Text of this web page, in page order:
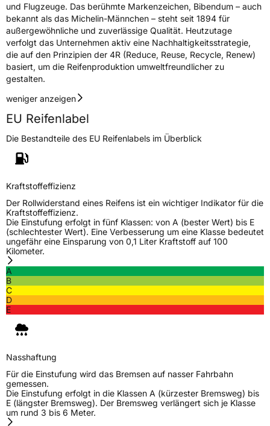
und Flugzeuge. Das berühmte Markenzeichen, Bibendum – auch
bekannt als das Michelin-Männchen – steht seit 1894 für
außergewöhnliche und zuverlässige Qualität. Heutzutage
verfolgt das Unternehmen aktiv eine Nachhaltigkeitsstrategie,
die auf den Prinzipien der 4R (Reduce, Reuse, Recycle, Renew)
basiert, um die Reifenproduktion umweltfreundlicher zu
gestalten.
weniger anzeigen
EU Reifenlabel
Die Bestandteile des EU Reifenlabels im Überblick
Kraftstoffeffizienz
Der Rollwiderstand eines Reifens ist ein wichtiger Indikator für die
Kraftstoffeffizienz.
Die Einstufung erfolgt in fünf Klassen: von A (bester Wert) bis E
(schlechtester Wert). Eine Verbesserung um eine Klasse bedeutet
ungefähr eine Einsparung von 0,1 Liter Kraftstoff auf 100
Kilometer.
A
B
C
D
E
Nasshaftung
Für die Einstufung wird das Bremsen auf nasser Fahrbahn
gemessen.
Die Einstufung erfolgt in die Klassen A (kürzester Bremsweg) bis
E (längster Bremsweg). Der Bremsweg verlängert sich je Klasse
um rund 3 bis 6 Meter.